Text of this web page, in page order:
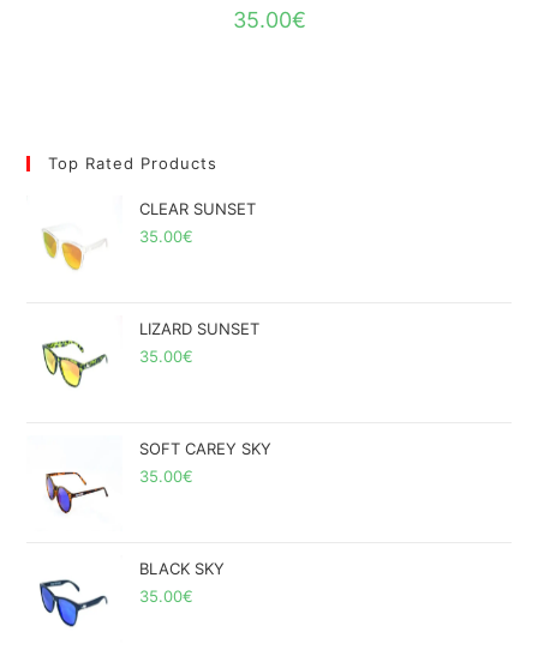
35.00€
Top Rated Products
CLEAR SUNSET
35.00€
LIZARD SUNSET
35.00€
SOFT CAREY SKY
35.00€
BLACK SKY
35.00€